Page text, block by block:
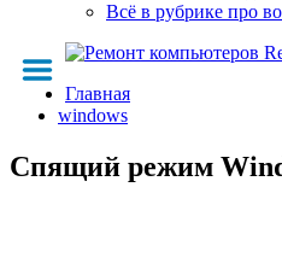
Всё в рубрике про
Главная
windows
Спящий режим